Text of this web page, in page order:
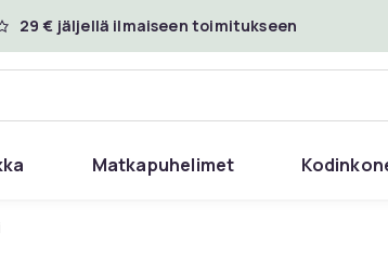
29 € jäljellä ilmaiseen toimitukseen
Matkapuhelimet